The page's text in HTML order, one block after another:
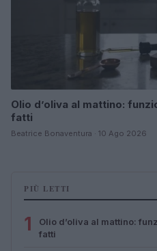
Olio d’oliva al mattino:
fatti
Beatrice Bonaventura · 10 Ago 2026
PIÙ LETTI
1
Olio d’oliva al mattino:
fatti